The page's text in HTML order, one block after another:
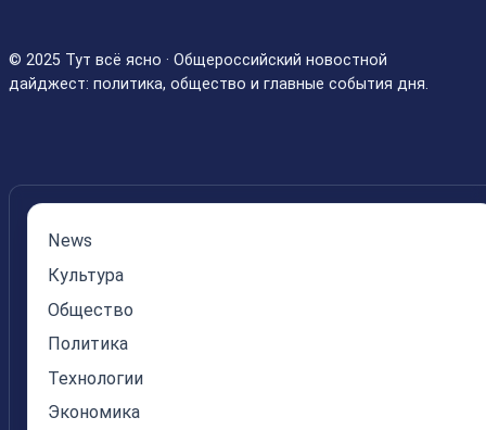
© 2025 Тут всё ясно · Общероссийский новостной
дайджест: политика, общество и главные события дня.
News
Культура
Общество
Политика
Технологии
Экономика